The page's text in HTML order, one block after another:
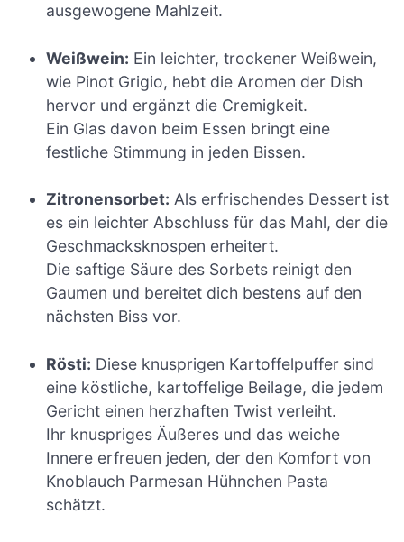
ausgewogene Mahlzeit.
Weißwein: Ein leichter, trockener Weißwein,
wie Pinot Grigio, hebt die Aromen der Dish
hervor und ergänzt die Cremigkeit.
Ein Glas davon beim Essen bringt eine
festliche Stimmung in jeden Bissen.
Zitronensorbet: Als erfrischendes Dessert ist
es ein leichter Abschluss für das Mahl, der die
Geschmacksknospen erheitert.
Die saftige Säure des Sorbets reinigt den
Gaumen und bereitet dich bestens auf den
nächsten Biss vor.
Rösti: Diese knusprigen Kartoffelpuffer sind
eine köstliche, kartoffelige Beilage, die jedem
Gericht einen herzhaften Twist verleiht.
Ihr knuspriges Äußeres und das weiche
Innere erfreuen jeden, der den Komfort von
Knoblauch Parmesan Hühnchen Pasta
schätzt.